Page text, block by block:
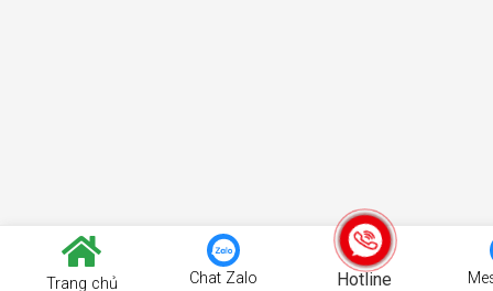
Trang chủ Chat Zalo Hotline